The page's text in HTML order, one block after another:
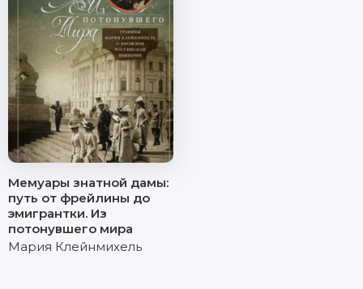
Мемуары знатной дамы:
путь от фрейлины до
эмигрантки. Из
потонувшего мира
Мария Клейнмихель